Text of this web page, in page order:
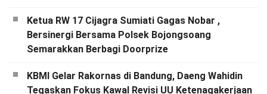
Ketua RW 17 Cijagra Sumiati Gagas Nobar ,
Bersinergi Bersama Polsek Bojongsoang
Semarakkan Berbagi Doorprize
KBMI Gelar Rakornas di Bandung, Daeng Wahidin
Tegaskan Fokus Kawal Revisi UU Ketenagakerjaan